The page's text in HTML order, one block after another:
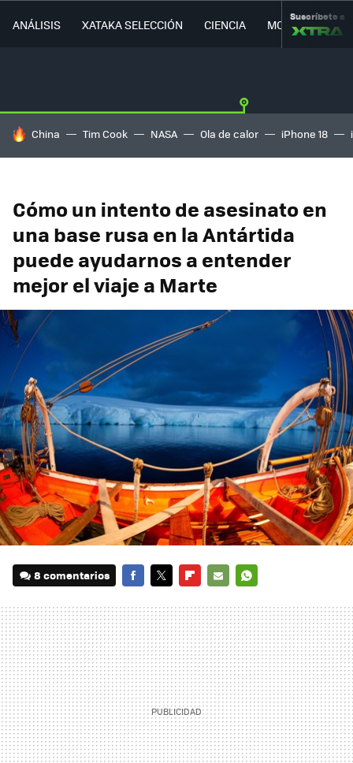
ANÁLISIS XATAKA SELECCIÓN CIENCIA MOVILIDAD
Suscríbete a
HOY SE HABLA DE
China Tim Cook NASA Ola de calor iPhone 18
Cómo un intento de asesinato en
una base rusa en la Antártida
puede ayudarnos a entender
mejor el viaje a Marte
8 comentarios
MAIL